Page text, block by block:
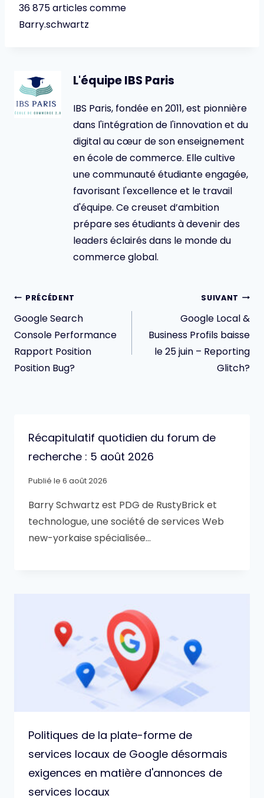
36 875 articles comme
Barry.schwartz
L'équipe IBS Paris
IBS Paris, fondée en 2011, est pionnière
dans l'intégration de l'innovation et du
digital au cœur de son enseignement
en école de commerce. Elle cultive
une communauté étudiante engagée,
favorisant l'excellence et le travail
d'équipe. Ce creuset d’ambition
prépare ses étudiants à devenir des
leaders éclairés dans le monde du
commerce global.
Navigation
de
l’article
PRÉCÉDENT
Google Search
Console Performance
Rapport Position
Position Bug?
SUIVANT
Google Local &
Business Profils baisse
le 25 juin – Reporting
Glitch?
Récapitulatif quotidien du forum de
recherche : 5 août 2026
Publié le 6 août 2026
Barry Schwartz est PDG de RustyBrick et
technologue, une société de services Web
new-yorkaise spécialisée…
Politiques de la plate-forme de
services locaux de Google désormais
exigences en matière d'annonces de
services locaux